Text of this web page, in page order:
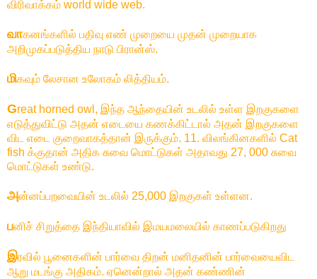
விரிவாக்கம் world wide web.
வாகனங்களில் பதிவு எண் முறையை முதன் முறையாக
அறிமுகப்படுத்திய நாடு பிரான்ஸ்.
மிகவும் லேசான உலோகம் லித்தியம்.
Great horned owl, இந்த ஆந்தையின் உடலில் உள்ள இறகுகளை
எடுத்துவிட்டு அதன் எடையை கணக்கிட்டால் அதன் இறகுகளை
விட எடை குறைவாகத்தான் இருக்கும். 11. விலங்கினகளில் Cat
fish க்குதான் அதிக சுவை மொட்டுகள் அதாவது 27, 000 சுவை
மொட்டுகள் உண்டு.
அன்னப்பறவையின் உடலில் 25,000 இறகுகள் உள்ளன.
பனிச் சிறுத்தை இந்தியாவில் இமயமலையில் காணப்படுகிறது
இரவில் பூனைகளின் பார்வை திறன் மனிதனின் பார்வையைவிட
ஆறு மடங்கு அதிகம். ஏனென்றால் அதன் கண்ணின்